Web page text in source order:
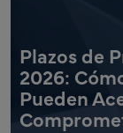
Plazos de
2026:
Pueden